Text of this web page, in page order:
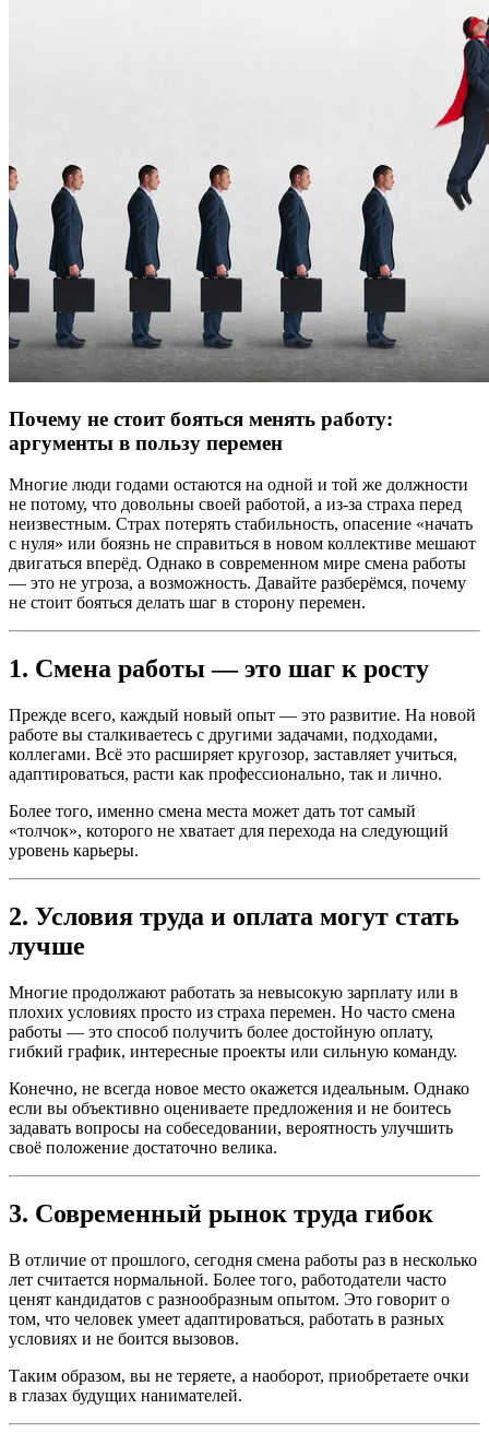
Почему не стоит бояться менять работу:
аргументы в пользу перемен
Многие люди годами остаются на одной и той же должности
не потому, что довольны своей работой, а из-за страха перед
неизвестным. Страх потерять стабильность, опасение «начать
с нуля» или боязнь не справиться в новом коллективе мешают
двигаться вперёд. Однако в современном мире смена работы
— это не угроза, а возможность. Давайте разберёмся, почему
не стоит бояться делать шаг в сторону перемен.
1. Смена работы — это шаг к росту
Прежде всего, каждый новый опыт — это развитие. На новой
работе вы сталкиваетесь с другими задачами, подходами,
коллегами. Всё это расширяет кругозор, заставляет учиться,
адаптироваться, расти как профессионально, так и лично.
Более того, именно смена места может дать тот самый
«толчок», которого не хватает для перехода на следующий
уровень карьеры.
2. Условия труда и оплата могут стать
лучше
Многие продолжают работать за невысокую зарплату или в
плохих условиях просто из страха перемен. Но часто смена
работы — это способ получить более достойную оплату,
гибкий график, интересные проекты или сильную команду.
Конечно, не всегда новое место окажется идеальным. Однако
если вы объективно оцениваете предложения и не боитесь
задавать вопросы на собеседовании, вероятность улучшить
своё положение достаточно велика.
3. Современный рынок труда гибок
В отличие от прошлого, сегодня смена работы раз в несколько
лет считается нормальной. Более того, работодатели часто
ценят кандидатов с разнообразным опытом. Это говорит о
том, что человек умеет адаптироваться, работать в разных
условиях и не боится вызовов.
Таким образом, вы не теряете, а наоборот, приобретаете очки
в глазах будущих нанимателей.